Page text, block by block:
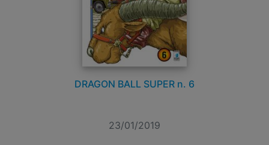
DRAGON BALL SUPER n. 6
23/01/2019